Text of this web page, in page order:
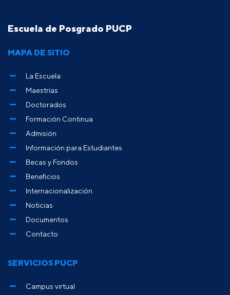
Escuela de Posgrado PUCP
MAPA DE SITIO
La Escuela
Maestrías
Doctorados
Formación Continua
Admisión
Información para Estudiantes
Becas y Fondos
Beneficios
Internacionalización
Noticias
Documentos
Contacto
SERVICIOS PUCP
Campus virtual